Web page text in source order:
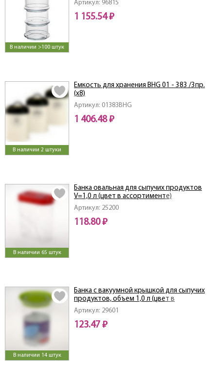
В наличии >100 штук
Артикул: 96815
1 155.54 ₽
В наличии 2 штуки
Артикул: 01383BHG
Емкость для хранения BHG 01 - 383 /3пр.
(х8)
1 406.48 ₽
В наличии 65 штук
Артикул: 25200
Банка овальная для сыпучих продуктов
V=1,0 л (цвет в ассортименте)
118.80 ₽
В наличии 14 штук
Артикул: 29601
Банка с вакуумной крышкой для сыпучих
продуктов, объем 1,0 л (цвет в
ассортименте)
123.47 ₽